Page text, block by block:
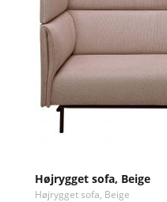
Højrygget sofa, Beige
Højrygget sofa, Beige